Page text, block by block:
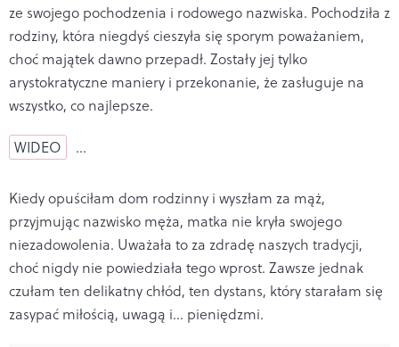
ze swojego pochodzenia i rodowego nazwiska. Pochodziła z
rodziny, która niegdyś cieszyła się sporym poważaniem,
choć majątek dawno przepadł. Zostały jej tylko
arystokratyczne maniery i przekonanie, że zasługuje na
wszystko, co najlepsze.
WIDEO …
Kiedy opuściłam dom rodzinny i wyszłam za mąż,
przyjmując nazwisko męża, matka nie kryła swojego
niezadowolenia. Uważała to za zdradę naszych tradycji,
choć nigdy nie powiedziała tego wprost. Zawsze jednak
czułam ten delikatny chłód, ten dystans, który starałam się
zasypać miłością, uwagą i... pieniędzmi.